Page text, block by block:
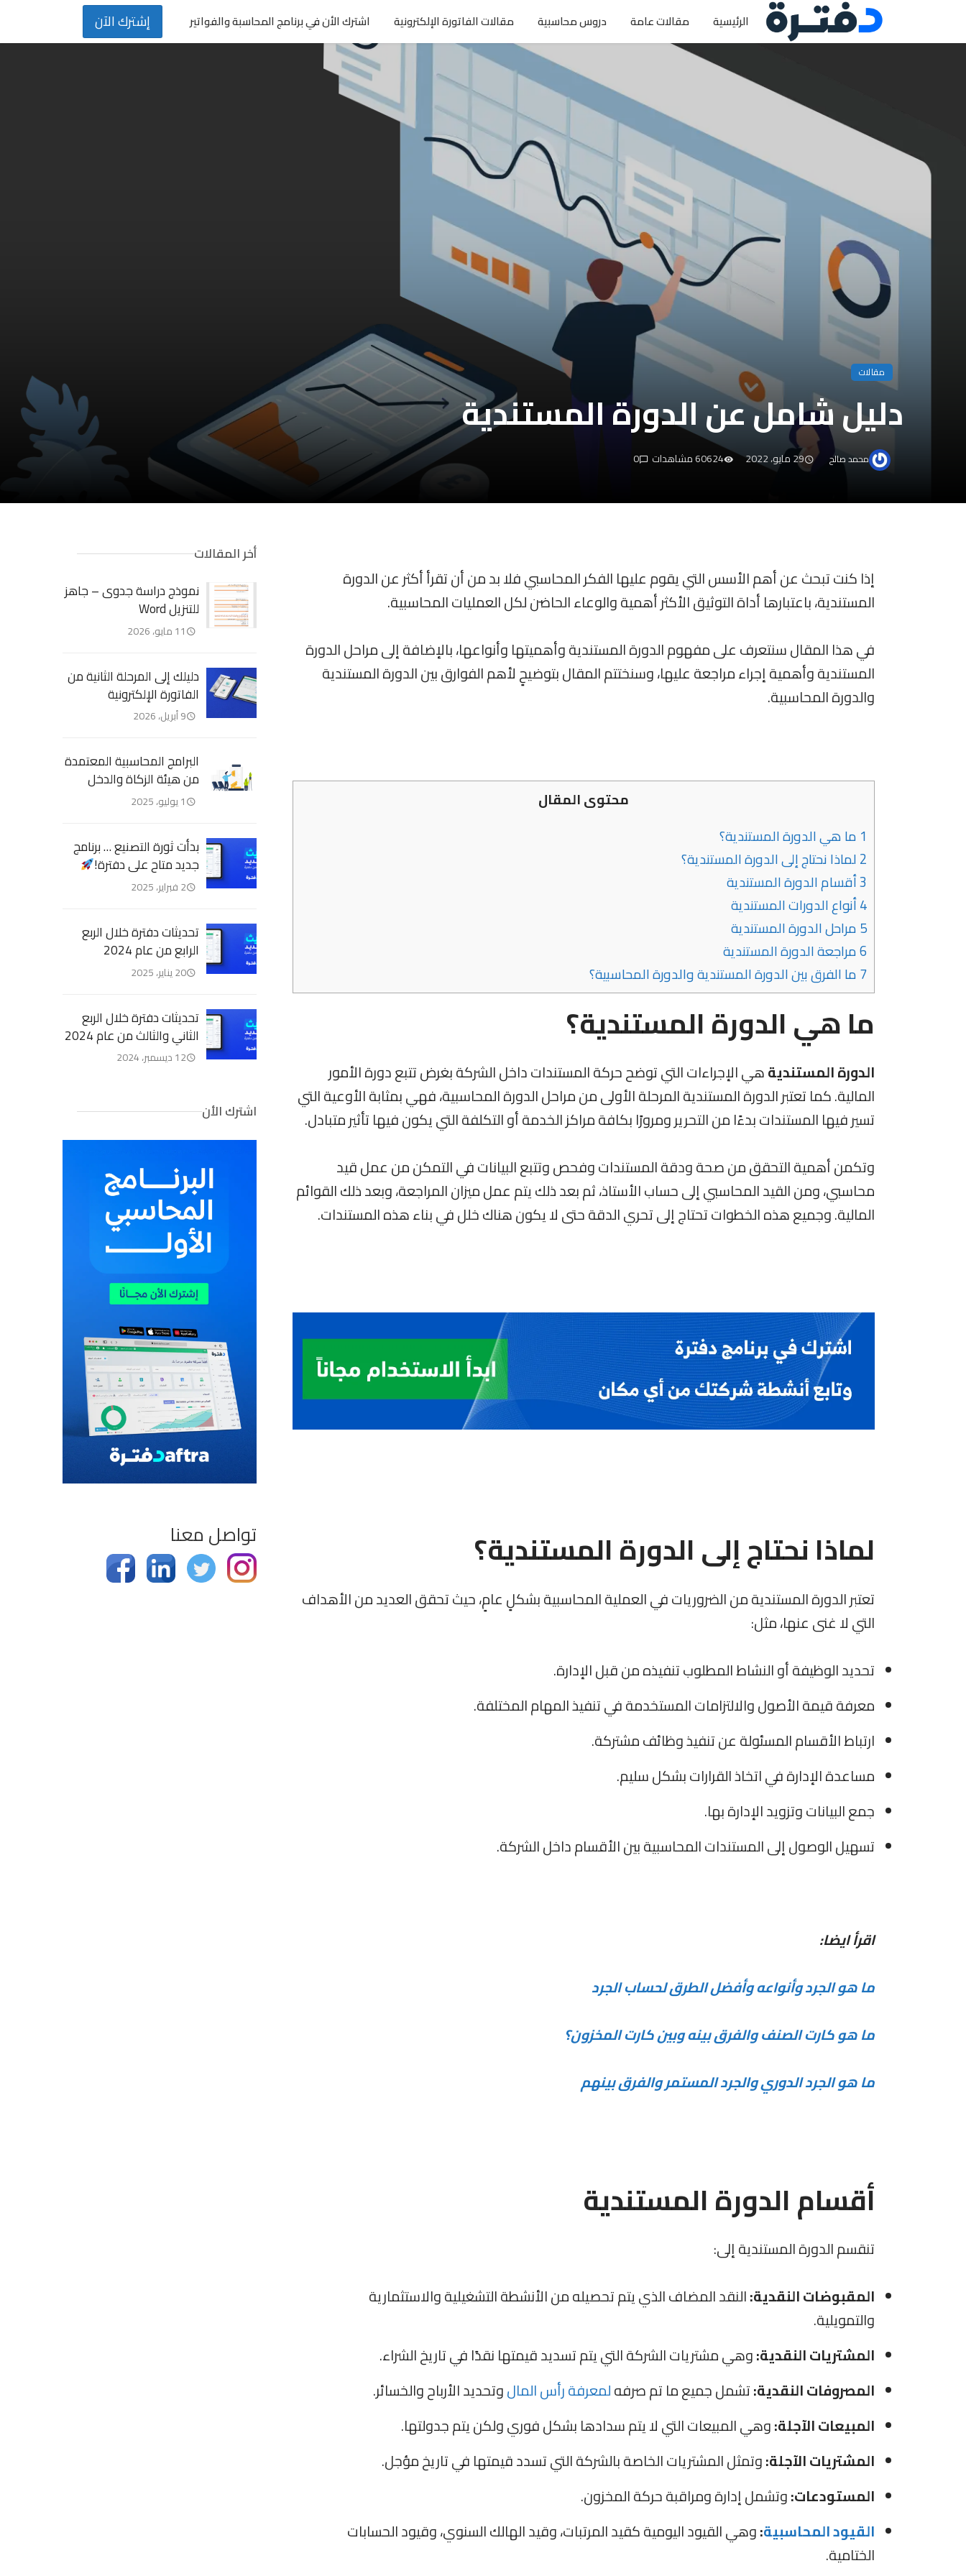
الرئيسية مقالات عامة دروس محاسبية مقالات الفاتورة الإلكترونية اشترك الأن في برنامج المحاسبة والفواتير إشترك الآن
مقالات
دليل شامل عن الدورة المستندية
محمد صالح 29 مايو، 2022 60624 مشاهدات 0
إذا كنت تبحث عن أهم الأسس التي يقوم عليها الفكر المحاسبي فلا بد من أن تقرأ أكثر عن الدورة
المستندية، باعتبارها أداة التوثيق الأكثر أهمية والوعاء الحاضن لكل العمليات المحاسبية.
في هذا المقال سنتعرف على مفهوم الدورة المستندية وأهميتها وأنواعها، بالإضافة إلى مراحل الدورة
المستندية وأهمية إجراء مراجعة عليها، وسنختتم المقال بتوضيحٍ لأهم الفوارق بين الدورة المستندية
والدورة المحاسبية.
محتوى المقال
1 ما هي الدورة المستندية؟
2لماذا نحتاج إلى الدورة المستندية؟
3أقسام الدورة المستندية
4أنواع الدورات المستندية
5مراحل الدورة المستندية
6مراجعة الدورة المستندية
7ما الفرق بين الدورة المستندية والدورة المحاسبية؟
ما هي الدورة المستندية؟
الدورة المستنديةهي الإجراءات التي توضح حركة المستندات داخل الشركة بغرض تتبع دورة الأمور
المالية. كما تعتبر الدورة المستندية المرحلة الأولى من مراحل الدورة المحاسبية، فهي بمثابة الأوعية التي
تسير فيها المستندات بدءًا من التحرير ومرورًا بكافة مراكز الخدمة أو التكلفة التي يكون فيها تأثير متبادل.
وتكمن أهمية التحقق من صحة ودقة المستندات وفحص وتتبع البيانات في التمكن من عمل قيد
محاسبي، ومن القيد المحاسبي إلى حساب الأستاذ، ثم بعد ذلك يتم عمل ميزان المراجعة، وبعد ذلك القوائم
المالية. وجميع هذه الخطوات تحتاج إلى تحري الدقة حتى لا يكون هناك خلل في بناء هذه المستندات.
لماذا نحتاج إلى الدورة المستندية؟
تعتبر الدورة المستندية من الضروريات في العملية المحاسبية بشكلٍ عامٍ، حيث تحقق العديد من الأهداف
التي لا غنى عنها، مثل:
تحديد الوظيفة أو النشاط المطلوب تنفيذه من قبل الإدارة.
معرفة قيمة الأصول والالتزامات المستخدمة في تنفيذ المهام المختلفة.
ارتباط الأقسام المسئولة عن تنفيذ وظائف مشتركة.
مساعدة الإدارة في اتخاذ القرارات بشكل سليم.
جمع البيانات وتزويد الإدارة بها.
تسهيل الوصول إلى المستندات المحاسبية بين الأقسام داخل الشركة.
اقرأ ايضا:
ما هو الجرد وأنواعه وأفضل الطرق لحساب الجرد
ما هو كارت الصنف والفرق بينه وبين كارت المخزون؟
ما هو الجرد الدوري والجرد المستمر والفرق بينهم
أقسام الدورة المستندية
تنقسم الدورة المستندية إلى:
المقبوضات النقدية:النقد المضاف الذي يتم تحصيله من الأنشطة التشغيلية والاستثمارية
والتمويلية.
المشتريات النقدية:وهي مشتريات الشركة التي يتم تسديد قيمتها نقدًا في تاريخ الشراء.
المصروفات النقدية:تشمل جميع ما تم صرفهلمعرفة رأس المالوتحديد الأرباح والخسائر.
المبيعات الآجلة:وهي المبيعات التي لا يتم سدادها بشكل فوري ولكن يتم جدولتها.
المشتريات الآجلة:وتمثل المشتريات الخاصة بالشركة التي تسدد قيمتها في تاريخ مؤجل.
المستودعات:وتشمل إدارة ومراقبة حركة المخزون.
القيود المحاسبية:وهي القيود اليومية كقيد المرتبات، وقيد الهالك السنوي، وقيود الحسابات
الختامية.
أخر المقالات
نموذج دراسة جدوى – جاهز
للتنزيل Word
11 مايو، 2026
دليلك إلى المرحلة الثانية من
الفاتورة الإلكترونية
9 أبريل، 2026
البرامج المحاسبية المعتمدة
من هيئة الزكاة والدخل
1 يوليو، 2025
بدأت ثورة التصنيع … برنامج
جديد متاح على دفترة!
2 فبراير، 2025
تحديثات دفترة خلال الربع
الرابع من عام 2024
20 يناير، 2025
تحديثات دفترة خلال الربع
الثاني والثالث من عام 2024
12 ديسمبر، 2024
اشترك الأن
تواصل معنا